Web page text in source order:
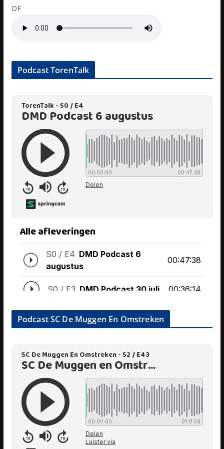
OF
Podcast TorenTalk
Podcast SC De Muggen En Omstreken